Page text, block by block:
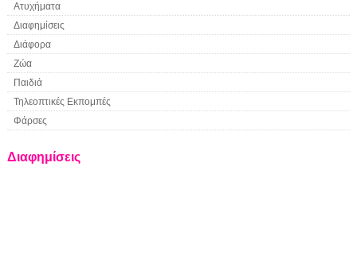
Ατυχήματα
Διαφημίσεις
Διάφορα
Ζώα
Παιδιά
Τηλεοπτικές Εκπομπές
Φάρσες
Διαφημίσεις